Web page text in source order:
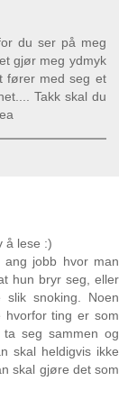
du ser på meg
gjør meg ydmyk
fører med seg et
Takk skal du
å lese :)
ang jobb hvor man
hun bryr seg, eller
snoking. Noen
ting er som
seg sammen og
skal heldigvis ikke
skal gjøre det som